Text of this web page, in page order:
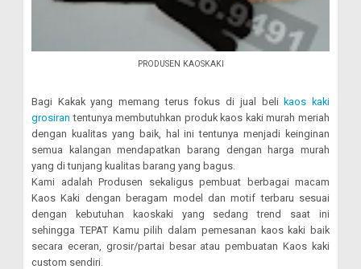
PRODUSEN KAOSKAKI
Bagi Kakak yang memang terus fokus di jual beli kaos kaki
grosiran tentunya membutuhkan produk kaos kaki murah meriah
dengan kualitas yang baik, hal ini tentunya menjadi keinginan
semua kalangan mendapatkan barang dengan harga murah
yang di tunjang kualitas barang yang bagus.
Kami adalah Produsen sekaligus pembuat berbagai macam
Kaos Kaki dengan beragam model dan motif terbaru sesuai
dengan kebutuhan kaoskaki yang sedang trend saat ini
sehingga TEPAT Kamu pilih dalam pemesanan kaos kaki baik
secara eceran, grosir/partai besar atau pembuatan Kaos kaki
custom sendiri.